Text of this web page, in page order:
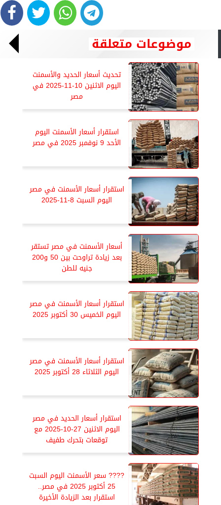
موضوعات متعلقة
تحديث أسعار الحديد والأسمنت
اليوم الاثنين 10-11-2025 في
مصر
استقرار أسعار الأسمنت اليوم
الأحد 9 نوفمبر 2025 في مصر
استقرار أسعار الأسمنت في مصر
اليوم السبت 8-11-2025
أسعار الأسمنت في مصر تستقر
بعد زيادة تراوحت بين 50 و200
جنيه للطن
استقرار أسعار الأسمنت في مصر
اليوم الخميس 30 أكتوبر 2025
استقرار أسعار الأسمنت في مصر
اليوم الثلاثاء 28 أكتوبر 2025
استقرار أسعار الحديد في مصر
اليوم الاثنين 27-10-2025 مع
توقعات بتحرك طفيف
????️ سعر الأسمنت اليوم السبت
25 أكتوبر 2025 في مصر..
استقرار بعد الزيادة الأخيرة